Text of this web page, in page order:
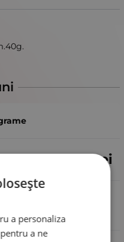
26.57Lei
a personaliza
a ne